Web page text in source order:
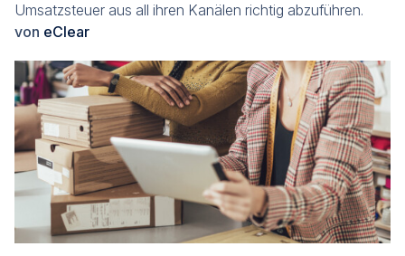
Umsatzsteuer aus all ihren Kanälen richtig abzuführen.
von eClear